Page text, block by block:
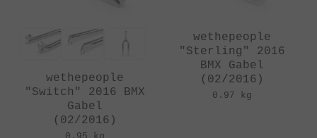
wethepeople
"Switch" 2016 BMX
Gabel
(02/2016)
wethepeople
"Sterling" 2016
BMX Gabel
(02/2016)
0.97 kg